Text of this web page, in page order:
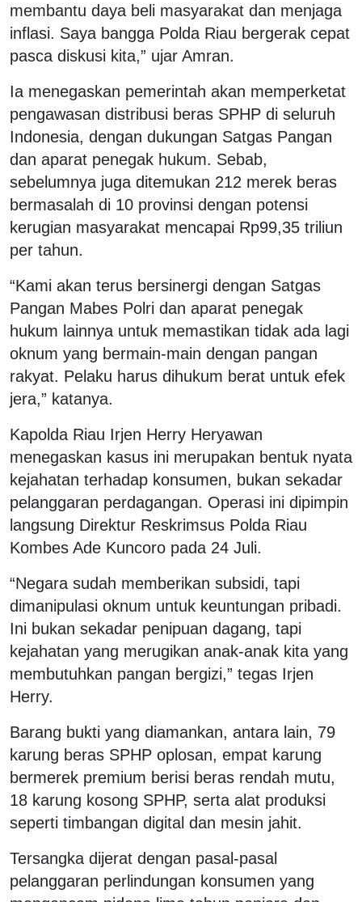
membantu daya beli masyarakat dan menjaga
inflasi. Saya bangga Polda Riau bergerak cepat
pasca diskusi kita,” ujar Amran.
Ia menegaskan pemerintah akan memperketat
pengawasan distribusi beras SPHP di seluruh
Indonesia, dengan dukungan Satgas Pangan
dan aparat penegak hukum. Sebab,
sebelumnya juga ditemukan 212 merek beras
bermasalah di 10 provinsi dengan potensi
kerugian masyarakat mencapai Rp99,35 triliun
per tahun.
“Kami akan terus bersinergi dengan Satgas
Pangan Mabes Polri dan aparat penegak
hukum lainnya untuk memastikan tidak ada lagi
oknum yang bermain-main dengan pangan
rakyat. Pelaku harus dihukum berat untuk efek
jera,” katanya.
Kapolda Riau Irjen Herry Heryawan
menegaskan kasus ini merupakan bentuk nyata
kejahatan terhadap konsumen, bukan sekadar
pelanggaran perdagangan. Operasi ini dipimpin
langsung Direktur Reskrimsus Polda Riau
Kombes Ade Kuncoro pada 24 Juli.
“Negara sudah memberikan subsidi, tapi
dimanipulasi oknum untuk keuntungan pribadi.
Ini bukan sekadar penipuan dagang, tapi
kejahatan yang merugikan anak-anak kita yang
membutuhkan pangan bergizi,” tegas Irjen
Herry.
Barang bukti yang diamankan, antara lain, 79
karung beras SPHP oplosan, empat karung
bermerek premium berisi beras rendah mutu,
18 karung kosong SPHP, serta alat produksi
seperti timbangan digital dan mesin jahit.
Tersangka dijerat dengan pasal-pasal
pelanggaran perlindungan konsumen yang